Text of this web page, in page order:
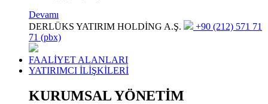
Devamı
DERLÜKS YATIRIM HOLDİNG A.Ş.
+90 (212) 571 71
71 (pbx)
FAALİYET ALANLARI
YATIRIMCI İLİŞKİLERİ
KURUMSAL YÖNETİM